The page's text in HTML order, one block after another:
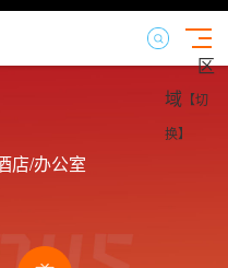
区
域 【切
换】
店/办公室